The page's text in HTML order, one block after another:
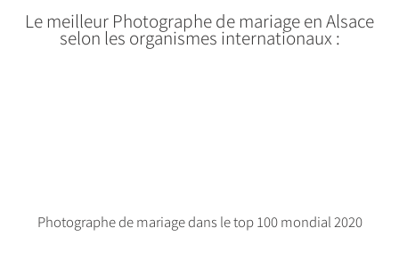
Le meilleur Photographe de mariage en Alsace
selon les organismes internationaux :
Photographe de mariage dans le top 100 mondial 2020